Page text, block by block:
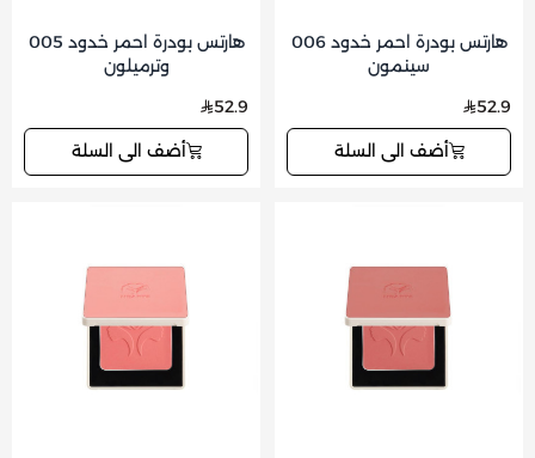
هارتس بودرة احمر خدود 006
سينمون
52.9
أضف الى السلة
هارتس بودرة احمر خدود 005
وترميلون
52.9
أضف الى السلة